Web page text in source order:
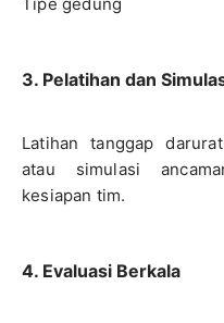
3. Pelatihan dan
Latihan tanggap
atau simulasi
kesiapan tim.
4. Evaluasi Berkala